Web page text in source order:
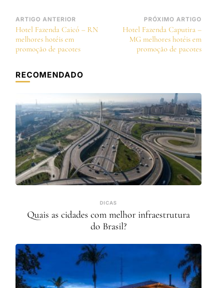
Navegação
de
post
ARTIGO ANTERIOR
Hotel Fazenda Caicó – RN
melhores hotéis em
promoção de pacotes
PRÓXIMO ARTIGO
Hotel Fazenda Caputira –
MG melhores hotéis em
promoção de pacotes
RECOMENDADO
DICAS
Quais as cidades com melhor infraestrutura
do Brasil?